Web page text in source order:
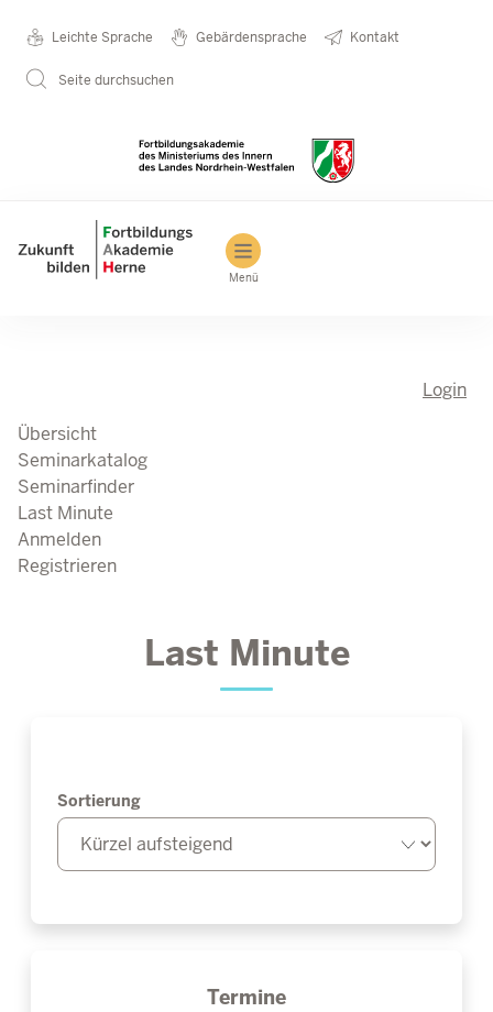
Metanavigation
Leichte Sprache Gebärdensprache Kontakt
Seite durchsuchen
Main navigation
Menü
Login
Übersicht
Seminarkatalog
Seminarfinder
Last Minute
Anmelden
Registrieren
Last Minute
Sortierung
Termine